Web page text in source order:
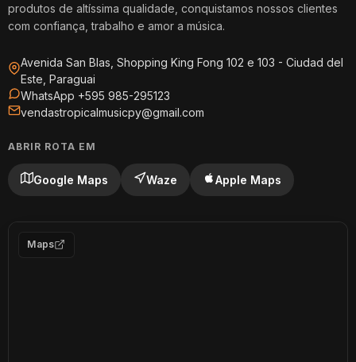
produtos de altíssima qualidade, conquistamos nossos clientes
com confiança, trabalho e amor a música.
Avenida San Blas, Shopping King Fong 102 e 103 - Ciudad del
Este, Paraguai
WhatsApp +595 985-295123
vendastropicalmusicpy@gmail.com
ABRIR ROTA EM
Google Maps Waze Apple Maps
Maps